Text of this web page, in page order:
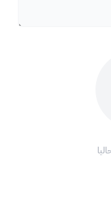
العربية السعودية